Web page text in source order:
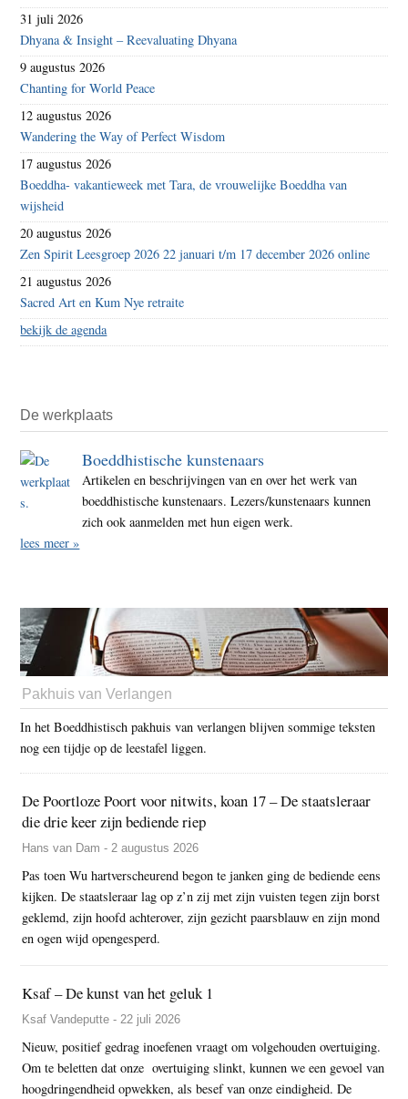
31 juli 2026
Dhyana & Insight – Reevaluating Dhyana
9 augustus 2026
Chanting for World Peace
12 augustus 2026
Wandering the Way of Perfect Wisdom
17 augustus 2026
Boeddha- vakantieweek met Tara, de vrouwelijke Boeddha van
wijsheid
20 augustus 2026
Zen Spirit Leesgroep 2026 22 januari t/m 17 december 2026 online
21 augustus 2026
Sacred Art en Kum Nye retraite
bekijk de agenda
De werkplaats
Boeddhistische kunstenaars
Artikelen en beschrijvingen van en over het werk van
boeddhistische kunstenaars. Lezers/kunstenaars kunnen
zich ook aanmelden met hun eigen werk.
lees meer »
Pakhuis van Verlangen
In het Boeddhistisch pakhuis van verlangen blijven sommige teksten
nog een tijdje op de leestafel liggen.
De Poortloze Poort voor nitwits, koan 17 – De staatsleraar
die drie keer zijn bediende riep
Hans van Dam - 2 augustus 2026
Pas toen Wu hartverscheurend begon te janken ging de bediende eens
kijken. De staatsleraar lag op z’n zij met zijn vuisten tegen zijn borst
geklemd, zijn hoofd achterover, zijn gezicht paarsblauw en zijn mond
en ogen wijd opengesperd.
Ksaf – De kunst van het geluk 1
Ksaf Vandeputte - 22 juli 2026
Nieuw, positief gedrag inoefenen vraagt om volgehouden overtuiging.
Om te beletten dat onze overtuiging slinkt, kunnen we een gevoel van
hoogdringendheid opwekken, als besef van onze eindigheid. De